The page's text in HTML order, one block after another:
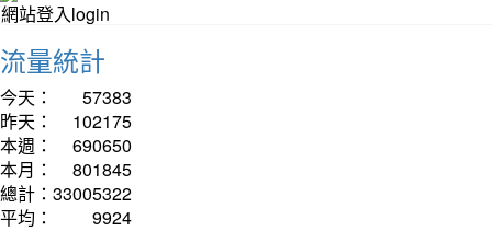
網站登入login
流量統計
今天：
57383
昨天：
102175
本週：
690650
本月：
801845
總計： 33005322
平均：
9924